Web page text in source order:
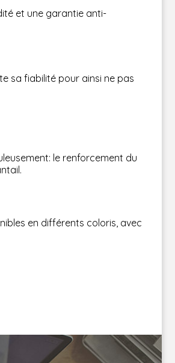
et une garantie anti-
sa fiabilité pour ainsi ne pas
le renforcement du
en différents coloris, avec